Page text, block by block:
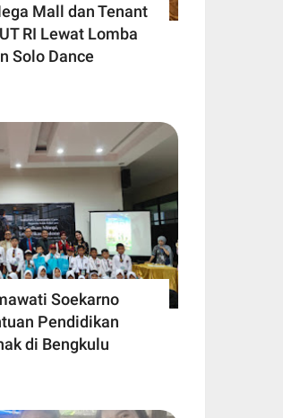
Mall dan Tenant
RI Lewat Lomba
Solo Dance
Soekarno
Pendidikan
di Bengkulu